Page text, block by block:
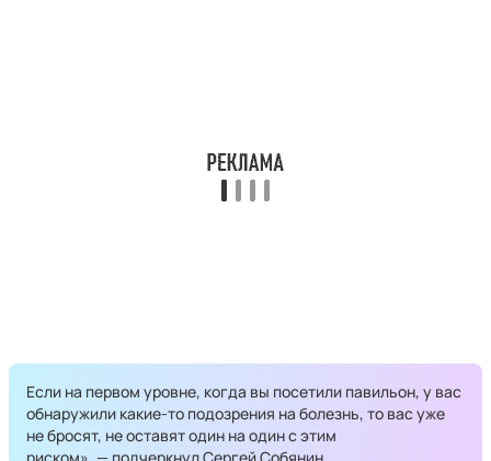
Если на первом уровне, когда вы посетили павильон, у вас
обнаружили какие-то подозрения на болезнь, то вас уже
не бросят, не оставят один на один с этим